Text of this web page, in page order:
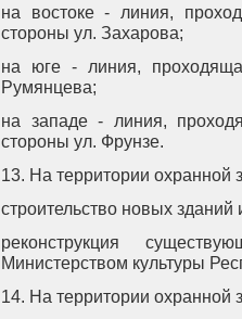
на востоке - линия,
стороны ул. Захарова;
на юге - линия,
Румянцева;
на западе - линия,
стороны ул. Фрунзе.
13. На территории охранной
строительство новых зданий
реконструкция
Министерством культуры
14. На территории охранной